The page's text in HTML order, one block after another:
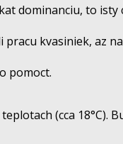
dominanciu, to
kvasiniek, az
pomoct.
(cca 18°C).